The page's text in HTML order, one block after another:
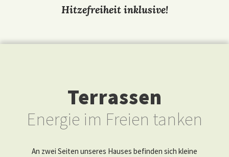
Hitzefreiheit inklusive!
Terrassen
Energie im Freien tanken
An zwei Seiten unseres Hauses befinden sich kleine